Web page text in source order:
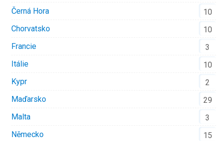
Černá Hora
10
Chorvatsko
10
Francie
3
Itálie
10
Kypr
2
Maďarsko
29
Malta
3
Německo
15